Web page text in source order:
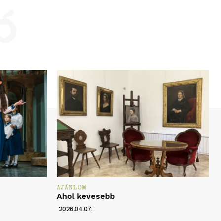
AJÁNLOM
Ahol kevesebb
2026.04.07.